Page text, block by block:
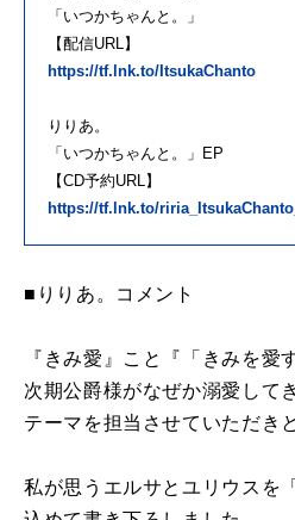
「いつかちゃんと。」
【配信URL】
https://tf.lnk.to/ItsukaChanto
りりあ。
「いつかちゃんと。」EP
【CD予約URL】
https://tf.lnk.to/
■りりあ。コメント
『きみ愛』こと『「きみを愛
次期公爵様がなぜか溺愛して
テーマを担当させていただき
私が思うエルサとユリウスを